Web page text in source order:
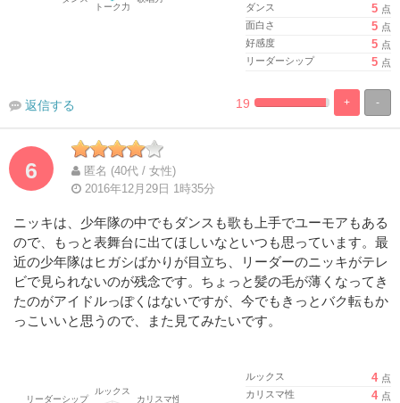
ダンス
5 点
面白さ
5 点
好感度
5 点
リーダーシップ
5 点
-
+
%
100%
19
返信する
6
匿名 (40代 / 女性)
2016年12月29日 1時35分
ニッキは、少年隊の中でもダンスも歌も上手でユーモアもある
ので、もっと表舞台に出てほしいなといつも思っています。最
近の少年隊はヒガシばかりが目立ち、リーダーのニッキがテレ
ビで見られないのが残念です。ちょっと髪の毛が薄くなってき
たのがアイドルっぽくはないですが、今でもきっとバク転もか
っこいいと思うので、また見てみたいです。
ルックス 4 点
カリスマ性
4 点